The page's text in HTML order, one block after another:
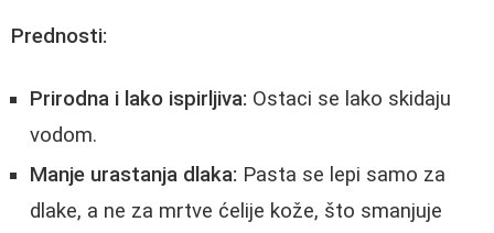
Prednosti:
Prirodna i lako ispirljiva: Ostaci se lako skidaju
vodom.
Manje urastanja dlaka: Pasta se lepi samo za
dlake, a ne za mrtve ćelije kože, što smanjuje